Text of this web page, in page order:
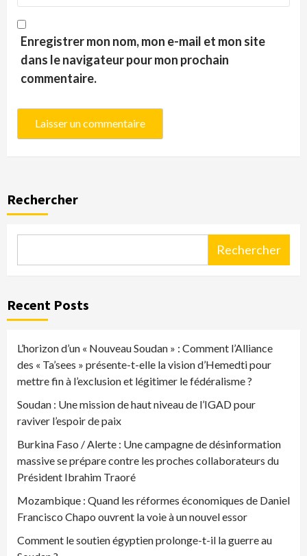
Enregistrer mon nom, mon e-mail et mon site
dans le navigateur pour mon prochain
commentaire.
Rechercher
Rechercher
Recent Posts
L’horizon d’un « Nouveau Soudan » : Comment l’Alliance
des « Ta’sees » présente-t-elle la vision d’Hemedti pour
mettre fin à l’exclusion et légitimer le fédéralisme ?
Soudan : Une mission de haut niveau de l’IGAD pour
raviver l’espoir de paix
Burkina Faso / Alerte : Une campagne de désinformation
massive se prépare contre les proches collaborateurs du
Président Ibrahim Traoré
Mozambique : Quand les réformes économiques de Daniel
Francisco Chapo ouvrent la voie à un nouvel essor
Comment le soutien égyptien prolonge-t-il la guerre au